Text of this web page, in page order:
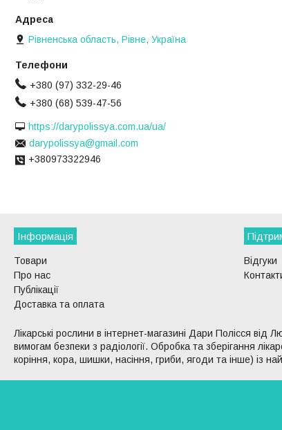
Рівненська область, Рівне, Україна
+380 (97) 332-29-46
+380 (68) 539-47-56
https://darypolissya.com.ua/ua/
darypolissya@gmail.com
+380973322946
Інформація
Товари
Про нас
Публікації
Доставка та оплата
Відгуки
Лікарські рослини в інтернет-магазині Дари Полісся від
вимогам безпеки з радіології. Обробка та зберігання
коріння, кора, шишки, насіння, гриби, ягоди та інше) із